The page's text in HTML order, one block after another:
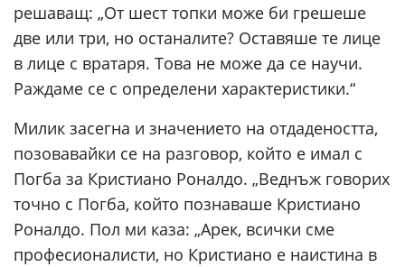
решаващ: „От шест топки може би грешеше
две или три, но останалите? Оставяше те лице
в лице с вратаря. Това не може да се научи.
Раждаме се с определени характеристики.“
Милик засегна и значението на отдадеността,
позовавайки се на разговор, който е имал с
Погба за Кристиано Роналдо. „Веднъж говорих
точно с Погба, който познаваше Кристиано
Роналдо. Пол ми каза: „Арек, всички сме
професионалисти, но Кристиано е наистина в